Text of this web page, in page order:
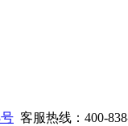
客服热线：400-